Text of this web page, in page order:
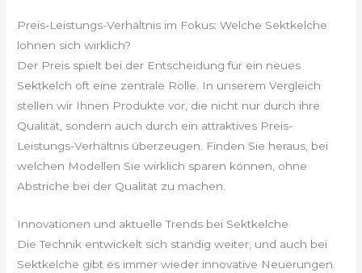
Preis-Leistungs-Verhältnis im Fokus: Welche Sektkelche
lohnen sich wirklich?
Der Preis spielt bei der Entscheidung für ein neues
Sektkelch oft eine zentrale Rolle. In unserem Vergleich
stellen wir Ihnen Produkte vor, die nicht nur durch ihre
Qualität, sondern auch durch ein attraktives Preis-
Leistungs-Verhältnis überzeugen. Finden Sie heraus, bei
welchen Modellen Sie wirklich sparen können, ohne
Abstriche bei der Qualität zu machen.
Innovationen und aktuelle Trends bei Sektkelche
Die Technik entwickelt sich ständig weiter, und auch bei
Sektkelche gibt es immer wieder innovative Neuerungen.